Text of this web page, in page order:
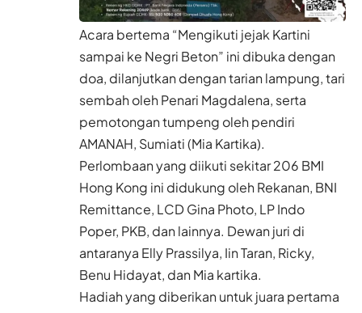
Acara bertema “Mengikuti jejak Kartini
sampai ke Negri Beton” ini dibuka dengan
doa, dilanjutkan dengan tarian lampung, tari
sembah oleh Penari Magdalena, serta
pemotongan tumpeng oleh pendiri
AMANAH, Sumiati (Mia Kartika).
Perlombaan yang diikuti sekitar 206 BMI
Hong Kong ini didukung oleh Rekanan, BNI
Remittance, LCD Gina Photo, LP Indo
Poper, PKB, dan lainnya. Dewan juri di
antaranya Elly Prassilya, Iin Taran, Ricky,
Benu Hidayat, dan Mia kartika.
Hadiah yang diberikan untuk juara pertama